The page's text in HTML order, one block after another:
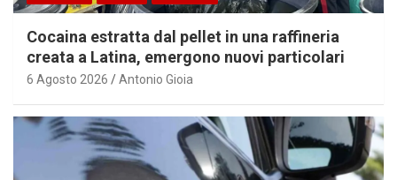
Cocaina estratta dal pellet in una raffineria
creata a Latina, emergono nuovi particolari
6 Agosto 2026 Antonio Gioia